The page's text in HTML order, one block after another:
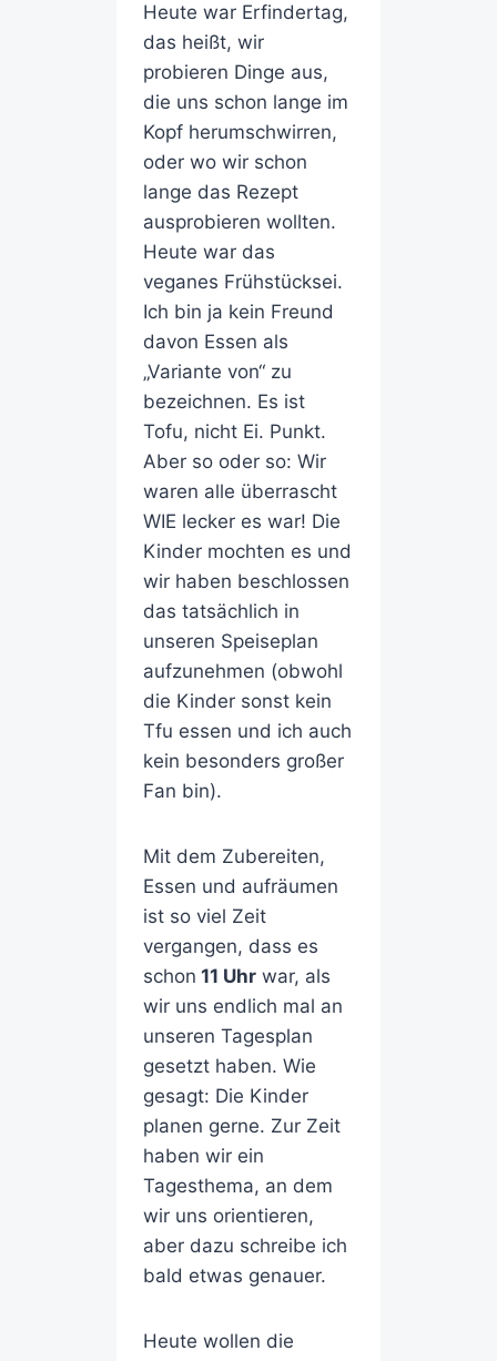
Heute war Erfindertag,
das heißt, wir
probieren Dinge aus,
die uns schon lange im
Kopf herumschwirren,
oder wo wir schon
lange das Rezept
ausprobieren wollten.
Heute war das
veganes Frühstücksei.
Ich bin ja kein Freund
davon Essen als
„Variante von“ zu
bezeichnen. Es ist
Tofu, nicht Ei. Punkt.
Aber so oder so: Wir
waren alle überrascht
WIE lecker es war! Die
Kinder mochten es und
wir haben beschlossen
das tatsächlich in
unseren Speiseplan
aufzunehmen (obwohl
die Kinder sonst kein
Tfu essen und ich auch
kein besonders großer
Fan bin).
Mit dem Zubereiten,
Essen und aufräumen
ist so viel Zeit
vergangen, dass es
schon 11 Uhrwar, als
wir uns endlich mal an
unseren Tagesplan
gesetzt haben. Wie
gesagt: Die Kinder
planen gerne. Zur Zeit
haben wir ein
Tagesthema, an dem
wir uns orientieren,
aber dazu schreibe ich
bald etwas genauer.
Heute wollen die